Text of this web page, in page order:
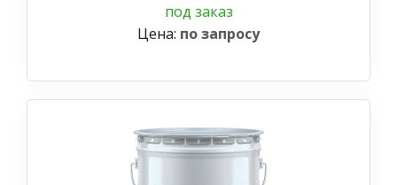
под заказ
Цена: по запросу